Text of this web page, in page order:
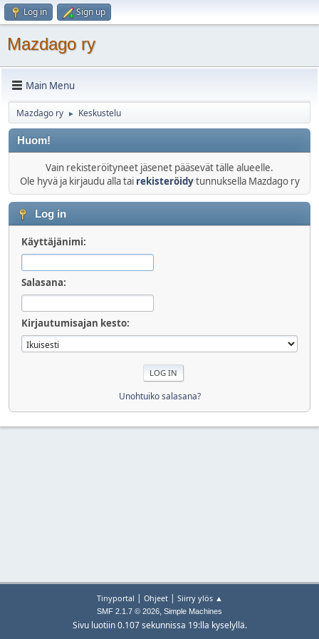
Log in Sign up
Mazdago ry
Main Menu
Mazdago ry ► Keskustelu
Huom!
Vain rekisteröityneet jäsenet pääsevät tälle alueelle.
Ole hyvä ja kirjaudu alla tai rekisteröidytunnuksella Mazdago ry
Log in
Käyttäjänimi:
Salasana:
Kirjautumisajan kesto:
Unohtuiko salasana?
Tinyportal | Ohjeet| Siirry ylös ▲
SMF 2.1.7 © 2026, Simple Machines
Sivu luotiin 0.107 sekunnissa 19:lla kyselyllä.